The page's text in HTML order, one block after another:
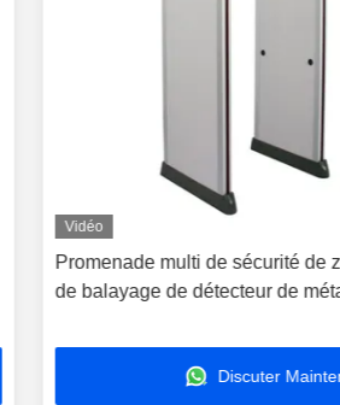
Vidéo
Promenade multi de sécurité de
de balayage de détecteur de
Discuter